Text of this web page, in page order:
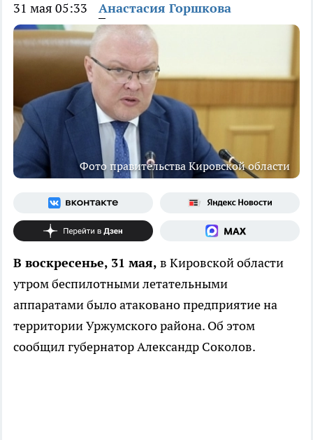
31 мая 05:33 Анастасия Горшкова
Фото правительства Кировской области
В воскресенье, 31 мая, в Кировской области
утром беспилотными летательными
аппаратами было атаковано предприятие на
территории Уржумского района. Об этом
сообщил губернатор Александр Соколов.